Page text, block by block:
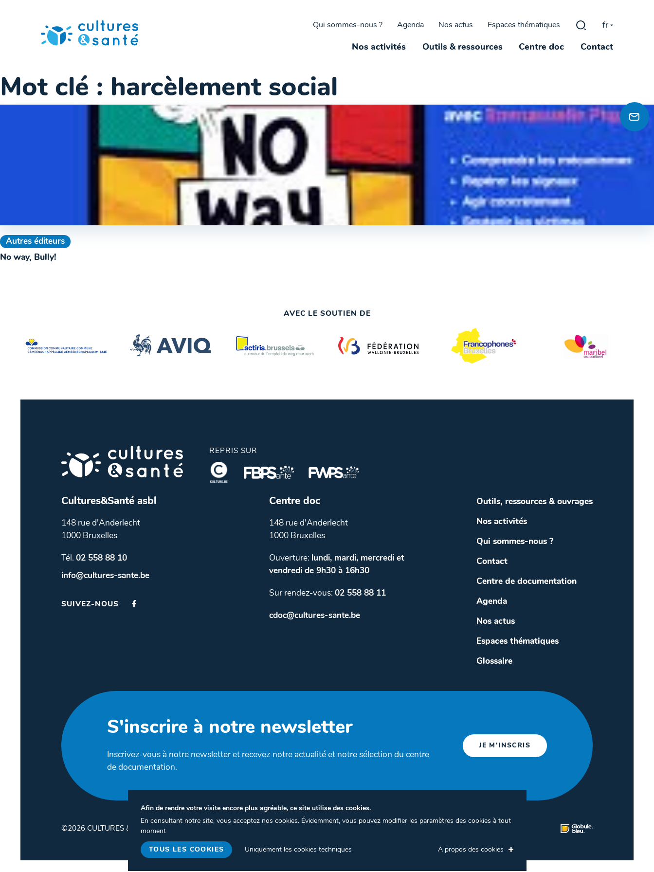
Qui sommes-nous ? Agenda Nos actus Espaces thématiques Rechercher :
fr
Nos activités Outils & ressources Centre doc Contact
Mot clé : harcèlement social
Autres éditeurs
No way, Bully!
AVEC LE SOUTIEN DE
REPRIS SUR
Cultures&Santé asbl
148 rue d'Anderlecht
1000 Bruxelles
Tél. 02 558 88 10
info@cultures-sante.be
SUIVEZ-NOUS
Centre doc
148 rue d'Anderlecht
1000 Bruxelles
Ouverture: lundi, mardi, mercredi et
vendredi de 9h30 à 16h30
Sur rendez-vous: 02 558 88 11
cdoc@cultures-sante.be
Outils, ressources & ouvrages
Nos activités
Qui sommes-nous ?
Contact
Centre de documentation
Agenda
Nos actus
Espaces thématiques
Glossaire
S'inscrire à notre newsletter
Inscrivez-vous à notre newsletter et recevez notre actualité et notre sélection du centre
de documentation.
JE M'INSCRIS
©2026 CULTURES & SANTÉ
Afin de rendre votre visite encore plus agréable, ce site utilise des cookies.
En consultant notre site, vous acceptez nos cookies. Évidemment, vous pouvez modifier les paramètres des cookies à tout
moment
TOUS LES COOKIES Uniquement les cookies techniques A propos des cookies